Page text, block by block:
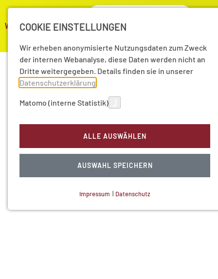
COOKIE EINSTELLUNGEN
Wir erheben anonymisierte Nutzungsdaten zum Zweck
der internen Webanalyse, diese Daten werden nicht an
Dritte weitergegeben. Details finden sie in unserer
Datenschutzerklärung
Matomo (interne Statistik)
ALLE AUSWÄHLEN
AUSWAHL SPEICHERN
Impressum | Datenschutz